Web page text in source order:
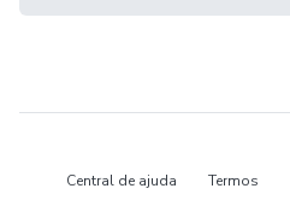
Central de ajuda Termos